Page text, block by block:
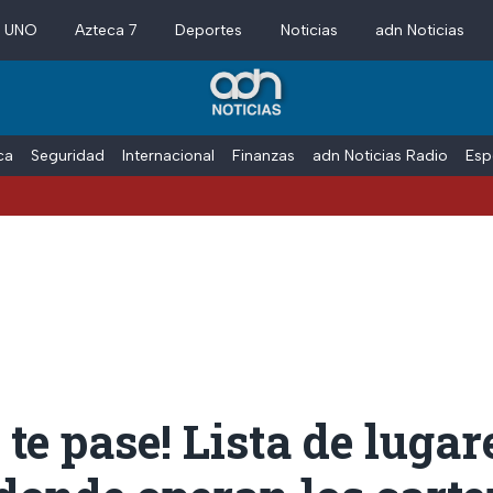
Azteca 7 Deportes Noticias adn Noticias
Seguridad Internacional Finanzas adn Noticias Radio
te pase! Lista de